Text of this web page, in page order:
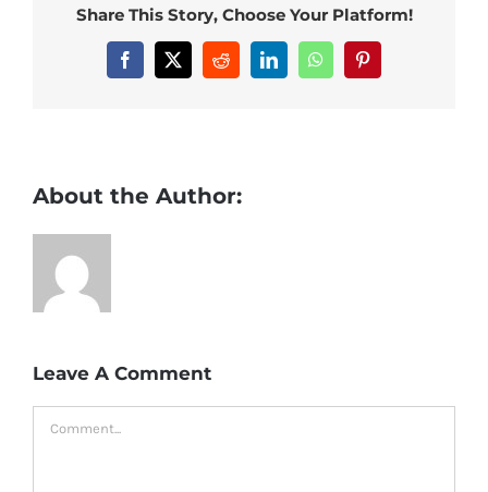
Share This Story, Choose Your Platform!
Facebook
X RedditLinkedInWhatsAppPinterest
About the Author:
Leave A Comment
Comment